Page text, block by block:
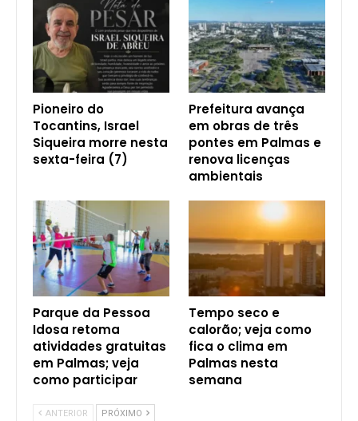
Pioneiro do
Tocantins, Israel
Siqueira morre nesta
sexta-feira (7)
Prefeitura avança
em obras de três
pontes em Palmas e
renova licenças
ambientais
Parque da Pessoa
Idosa retoma
atividades gratuitas
em Palmas; veja
como participar
Tempo seco e
calorão; veja como
fica o clima em
Palmas nesta
semana
ANTERIOR PRÓXIMO